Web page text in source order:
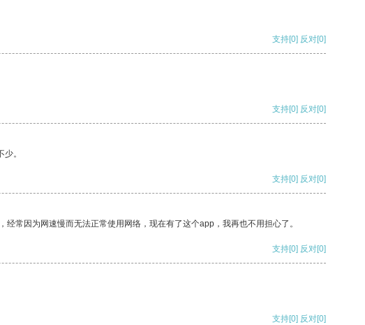
支持[0] 反对[0]
支持[0] 反对[0]
。
支持[0] 反对[0]
常因为网速慢而无法正常使用网络，现在有了这个app，我再也不用担心了。
支持[0] 反对[0]
支持[0] 反对[0]